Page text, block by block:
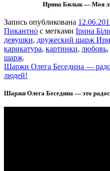
Ирина Билык — Моя
Запись опубликована
Пикантно с метками Ірина
девушки, дружеский шарж
карикатура, картинки, любовь,
шарж.
Шаржи Олега Беседина —
людей!
Шаржи Олега Беседина — это